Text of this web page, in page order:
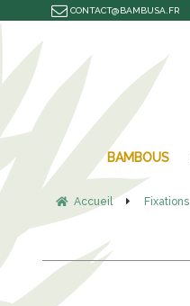
BAMBOUS
Accueil Fixations
CONTACT@BAMBUSA.FR